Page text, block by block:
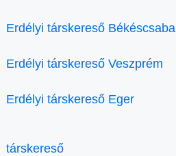
Erdélyi társkereső Békéscsaba
Erdélyi társkereső Veszprém
Erdélyi társkereső Eger
társkereső